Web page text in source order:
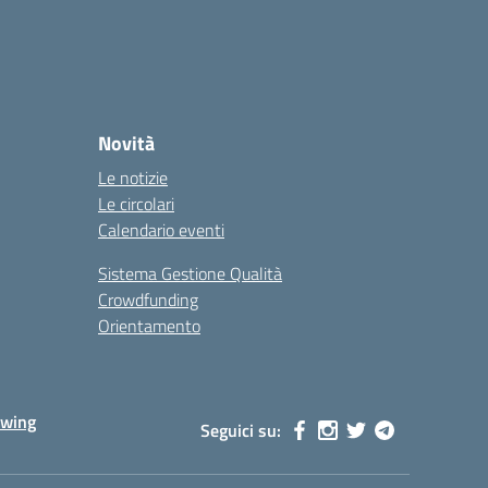
Novità
Le notizie
Le circolari
Calendario eventi
Sistema Gestione Qualità
Crowdfunding
Orientamento
Seguici su: